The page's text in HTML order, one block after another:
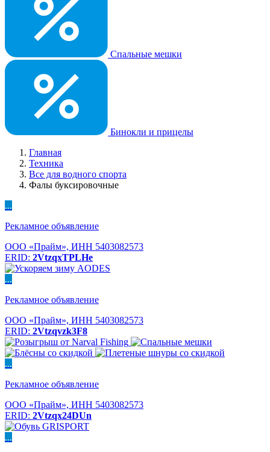
Спальные мешки
Бинокли и прицелы
Главная
Техника
Все для водного спорта
Фалы буксировочные
...
Рекламное объявление
ООО «Прайм», ИНН 5403082573
ERID: 2VtzqxTPLHe
...
Рекламное объявление
ООО «Прайм», ИНН 5403082573
ERID: 2Vtzqvzk3F8
...
Рекламное объявление
ООО «Прайм», ИНН 5403082573
ERID: 2Vtzqx24DUn
...